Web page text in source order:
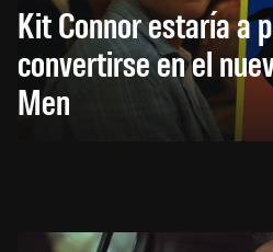
Kit Connor estaría a
convertirse en el
Men